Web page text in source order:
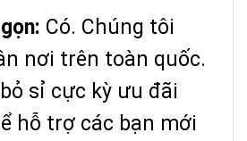
Có. Chúng tôi
nơi trên toàn quốc.
sỉ cực kỳ ưu đãi
hỗ trợ các bạn mới